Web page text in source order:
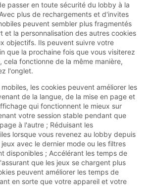
passer en toute sécurité du lobby à la
plus de rechargements et d'invites
peuvent sembler plus fragmentés
et la personnalisation des autres cookies
objectifs. Ils peuvent suivre votre
que la prochaine fois que vous visiterez
cela fonctionne de la même manière,
l'onglet.
les cookies peuvent améliorer les
de la langue, de la mise en page et
qui fonctionnent le mieux sur
votre session stable pendant que
à l'autre ; Réduisant les
lorsque vous revenez au lobby depuis
avec le dernier mode ou les filtres
disponibles ; Accélérant les temps de
que les jeux se chargent plus
peuvent améliorer les temps de
en sorte que votre appareil et votre